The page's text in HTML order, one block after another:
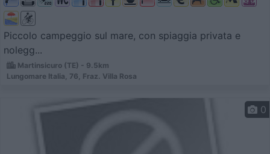
Piccolo campeggio sul mare, con spiaggia privata e
nolegg...
Martinsicuro (TE) - 9.5km
Lungomare Italia, 76, Fraz. Villa Rosa
0